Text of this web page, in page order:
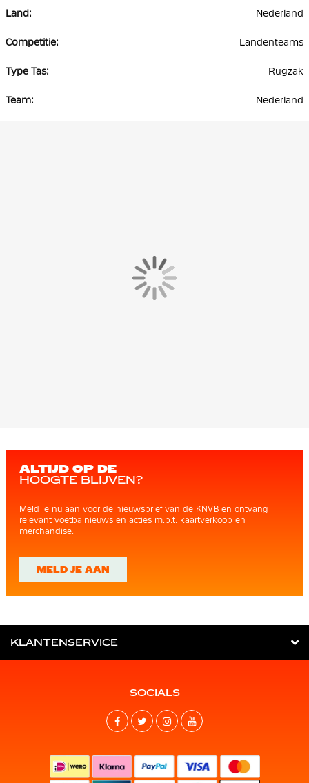
Nederland
Landenteams
Rugzak
Nederland
ALTIJD OP DE
HOOGTE BLIJVEN?
Meld je nu aan voor de nieuwsbrief van de KNVB en ontvang
relevant voetbalnieuws en acties m.b.t. kaartverkoop en
merchandise.
MELD JE AAN
KLANTENSERVICE
SOCIALS